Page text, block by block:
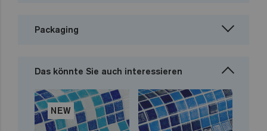
Packaging
Das könnte Sie auch interessieren
NEW